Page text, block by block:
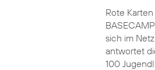
Rote
sich im
antwortet
100